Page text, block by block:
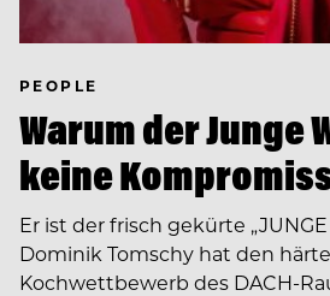
PEOPLE
Warum der Junge
keine
Er ist der frisch gekürte „JUNGE
Dominik Tomschy hat den
Kochwettbewerb des DACH-